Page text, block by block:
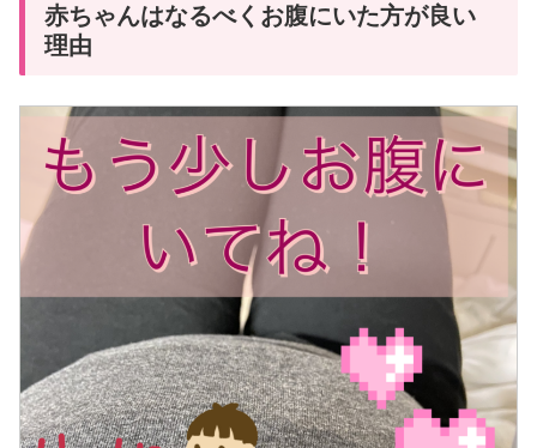
赤ちゃんはなるべくお腹にいた方が良い
理由